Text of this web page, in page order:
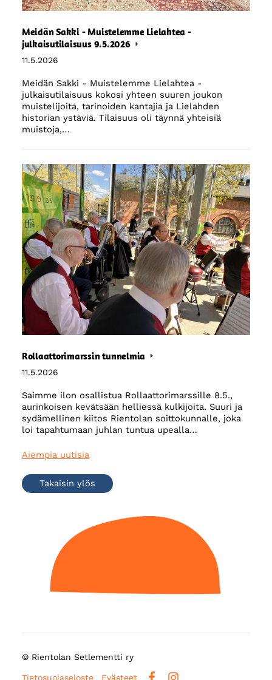
Meidän Sakki - Muistelemme Lielahtea -
julkaisutilaisuus 9.5.2026
11.5.2026
Meidän Sakki - Muistelemme Lielahtea -
julkaisutilaisuus kokosi yhteen suuren joukon
muistelijoita, tarinoiden kantajia ja Lielahden
historian ystäviä. Tilaisuus oli täynnä yhteisiä
muistoja,…
Rollaattorimarssin tunnelmia
11.5.2026
Saimme ilon osallistua Rollaattorimarssille 8.5.,
aurinkoisen kevätsään helliessä kulkijoita. Suuri ja
sydämellinen kiitos Rientolan soittokunnalle, joka
loi tapahtumaan juhlan tuntua upealla…
Aiempia uutisia
Takaisin ylös
© Rientolan Setlementti ry
Tietosuojaseloste Evästeet